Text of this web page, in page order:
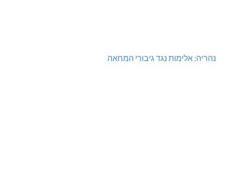
נהריה: אלימות נגד גיבורי המחאה